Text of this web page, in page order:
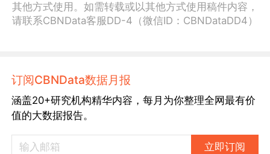
其他方式使用。如需转载或以其他方式使用稿件内容，
请联系CBNData客服DD-4（微信ID：CBNDataDD4）
订阅CBNData数据月报
涵盖20+研究机构精华内容，每月为你整理全网最有价
值的大数据报告。
立即订阅